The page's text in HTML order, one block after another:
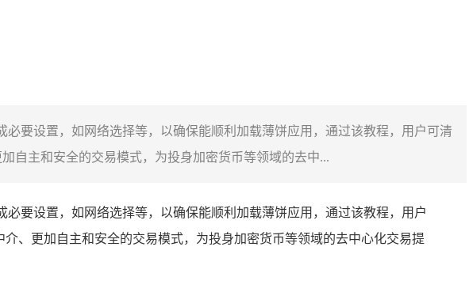
要设置，如网络选择等，以确保能顺利加载薄饼应用，通过该教程，用户可清
自主和安全的交易模式，为投身加密货币等领域的去中...
要设置，如网络选择等，以确保能顺利加载薄饼应用，通过该教程，用户
、更加自主和安全的交易模式，为投身加密货币等领域的去中心化交易提